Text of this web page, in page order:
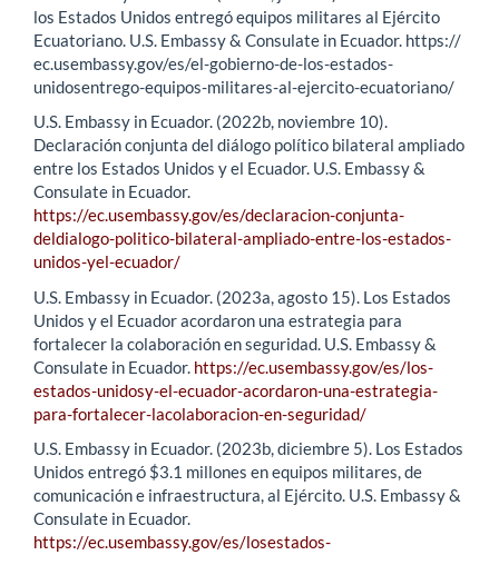
los Estados Unidos entregó equipos militares al Ejército
Ecuatoriano. U.S. Embassy & Consulate in Ecuador. https://
ec.usembassy.gov/es/el-gobierno-de-los-estados-
unidosentrego-equipos-militares-al-ejercito-ecuatoriano/
U.S. Embassy in Ecuador. (2022b, noviembre 10).
Declaración conjunta del diálogo político bilateral ampliado
entre los Estados Unidos y el Ecuador. U.S. Embassy &
Consulate in Ecuador.
https://ec.usembassy.gov/es/declaracion-conjunta-
deldialogo-politico-bilateral-ampliado-entre-los-estados-
unidos-yel-ecuador/
U.S. Embassy in Ecuador. (2023a, agosto 15). Los Estados
Unidos y el Ecuador acordaron una estrategia para
fortalecer la colaboración en seguridad. U.S. Embassy &
Consulate in Ecuador. https://ec.usembassy.gov/es/los-
estados-unidosy-el-ecuador-acordaron-una-estrategia-
para-fortalecer-lacolaboracion-en-seguridad/
U.S. Embassy in Ecuador. (2023b, diciembre 5). Los Estados
Unidos entregó $3.1 millones en equipos militares, de
comunicación e infraestructura, al Ejército. U.S. Embassy &
Consulate in Ecuador.
https://ec.usembassy.gov/es/losestados-